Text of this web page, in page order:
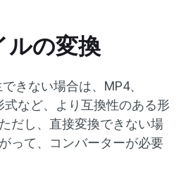
ルの変換
きない場合は、MP4、
式など、より互換性のある形
だし、直接変換できない場
って、コンバーターが必要